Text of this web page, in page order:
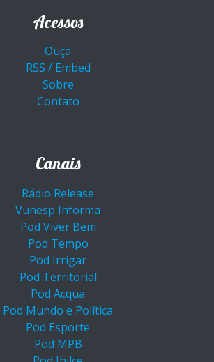
Acessos
Ouça
RSS / Embed
Sobre
Contato
Canais
Rádio Release
Vunesp Informa
Pod Viver Bem
Pod Tempo
Pod Irrigar
Pod Territorial
Pod Acqua
Pod Mundo e Política
Pod Esporte
Pod MPB